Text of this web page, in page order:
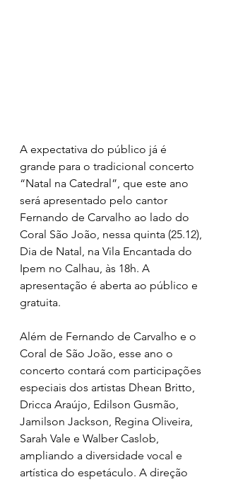
A expectativa do público já é
grande para o tradicional concerto
“Natal na Catedral”, que este ano
será apresentado pelo cantor
Fernando de Carvalho ao lado do
Coral São João, nessa quinta (25.12),
Dia de Natal, na Vila Encantada do
Ipem no Calhau, às 18h. A
apresentação é aberta ao público e
gratuita.
Além de Fernando de Carvalho e o
Coral de São João, esse ano o
concerto contará com participações
especiais dos artistas Dhean Britto,
Dricca Araújo, Edilson Gusmão,
Jamilson Jackson, Regina Oliveira,
Sarah Vale e Walber Caslob,
ampliando a diversidade vocal e
artística do espetáculo. A direção